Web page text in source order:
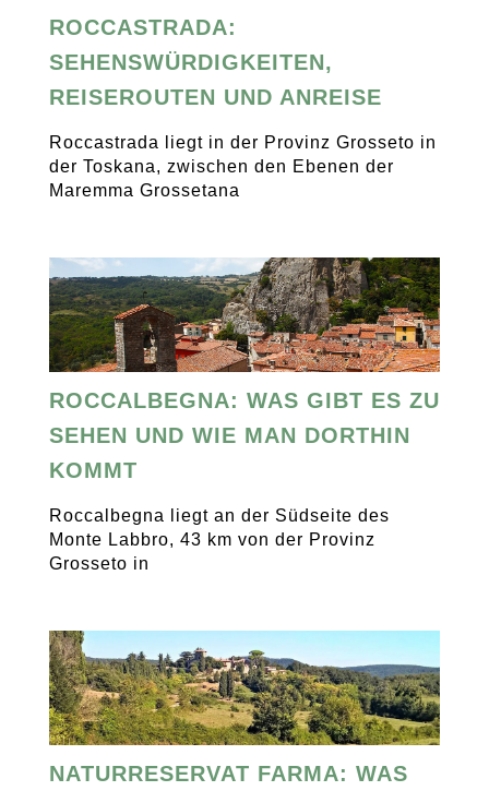
ROCCASTRADA:
SEHENSWÜRDIGKEITEN,
REISEROUTEN UND ANREISE
Roccastrada liegt in der Provinz Grosseto in
der Toskana, zwischen den Ebenen der
Maremma Grossetana
ROCCALBEGNA: WAS GIBT ES ZU
SEHEN UND WIE MAN DORTHIN
KOMMT
Roccalbegna liegt an der Südseite des
Monte Labbro, 43 km von der Provinz
Grosseto in
NATURRESERVAT FARMA: WAS